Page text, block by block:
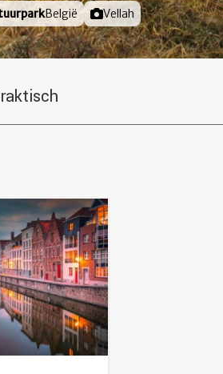
België Foto door
Vellah